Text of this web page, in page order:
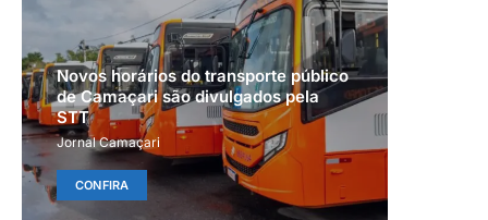
Novos horários do transporte público
de Camaçari são divulgados pela
STT
Jornal Camaçari
CONFIRA